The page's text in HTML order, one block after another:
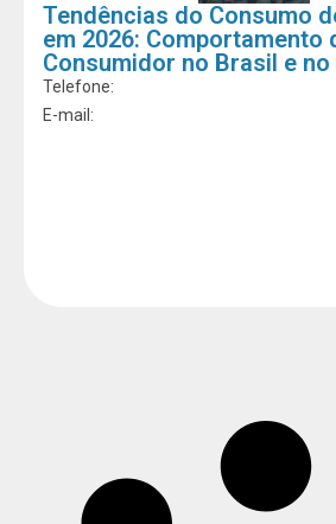
Tendências do Consumo
em 2026: Comportamento
Consumidor no Brasil e no
Telefone:
E-mail: